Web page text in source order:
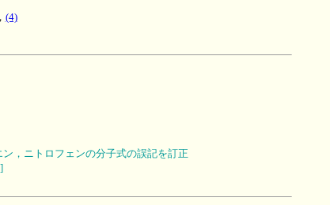
(4)
，ニトロフェンの分子式の誤記を訂正